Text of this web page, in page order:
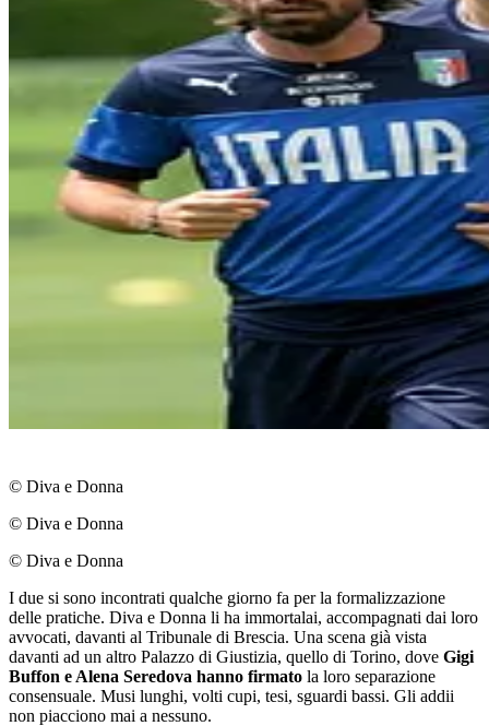
© Diva e Donna
© Diva e Donna
© Diva e Donna
I due si sono incontrati qualche giorno fa per la formalizzazione
delle pratiche. Diva e Donna li ha immortalai, accompagnati dai loro
avvocati, davanti al Tribunale di Brescia. Una scena già vista
davanti ad un altro Palazzo di Giustizia, quello di Torino, dove Gigi
Buffon e Alena Seredova hanno firmato la loro separazione
consensuale. Musi lunghi, volti cupi, tesi, sguardi bassi. Gli addii
non piacciono mai a nessuno.